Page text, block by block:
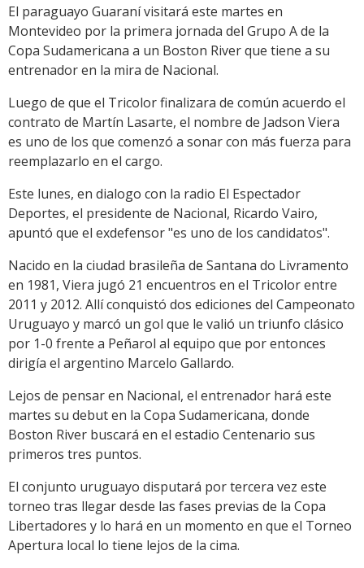
Link
El paraguayo Guaraní visitará este martes en
Montevideo por la primera jornada del Grupo A de la
Copa Sudamericana a un Boston River que tiene a su
entrenador en la mira de Nacional.
Luego de que el Tricolor finalizara de común acuerdo el
contrato de Martín Lasarte, el nombre de Jadson Viera
es uno de los que comenzó a sonar con más fuerza para
reemplazarlo en el cargo.
Este lunes, en dialogo con la radio El Espectador
Deportes, el presidente de Nacional, Ricardo Vairo,
apuntó que el exdefensor "es uno de los candidatos".
Nacido en la ciudad brasileña de Santana do Livramento
en 1981, Viera jugó 21 encuentros en el Tricolor entre
2011 y 2012. Allí conquistó dos ediciones del Campeonato
Uruguayo y marcó un gol que le valió un triunfo clásico
por 1-0 frente a Peñarol al equipo que por entonces
dirigía el argentino Marcelo Gallardo.
Lejos de pensar en Nacional, el entrenador hará este
martes su debut en la Copa Sudamericana, donde
Boston River buscará en el estadio Centenario sus
primeros tres puntos.
El conjunto uruguayo disputará por tercera vez este
torneo tras llegar desde las fases previas de la Copa
Libertadores y lo hará en un momento en que el Torneo
Apertura local lo tiene lejos de la cima.